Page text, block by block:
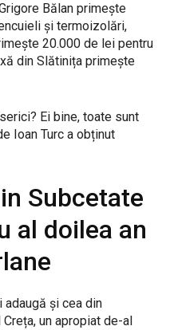
Bălan primește
și termoizolări,
20.000 de lei pentru
din Slătinița primește
Ei bine, toate sunt
Ioan Turc a obținut
Subcetate
al doilea an
și cea din
un apropiat de-al